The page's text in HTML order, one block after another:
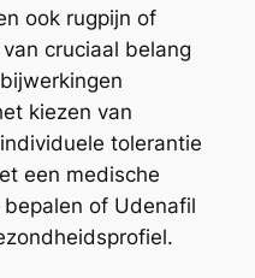
ook rugpijn of
cruciaal belang
kiezen van
tolerantie
een medische
of Udenafil